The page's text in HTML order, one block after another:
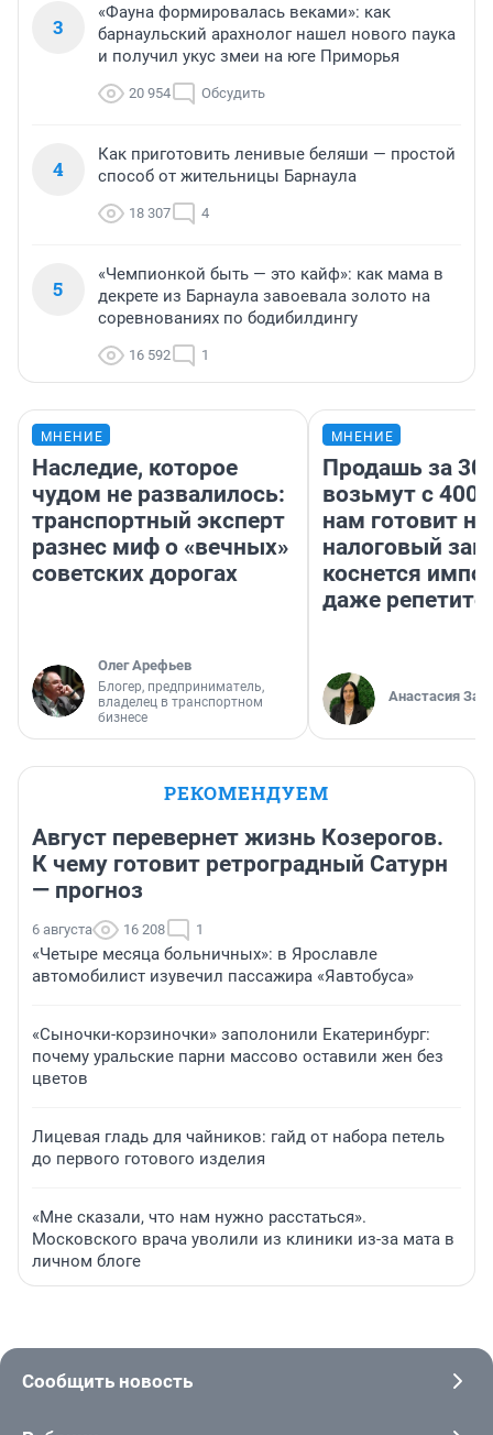
3
«Фауна формировалась веками»: как
барнаульский арахнолог нашел нового паука
и получил укус змеи на юге Приморья
20 954 Обсудить
4
Как приготовить ленивые беляши — простой
способ от жительницы Барнаула
18 307 4
5
«Чемпионкой быть — это кайф»: как мама в
декрете из Барнаула завоевала золото на
соревнованиях по бодибилдингу
16 592 1
МНЕНИЕ
Наследие, которое
чудом не развалилось:
транспортный эксперт
разнес миф о «вечных»
советских дорогах
Олег Арефьев
Блогер, предприниматель,
владелец в транспортном
бизнесе
МНЕНИЕ
Продашь за
возьмут с
нам готовит
налоговый
коснется
даже
Анастасия
РЕКОМЕНДУЕМ
Август перевернет жизнь Козерогов.
К чему готовит ретроградный Сатурн
— прогноз
6 августа 16 208 1
«Четыре месяца больничных»: в Ярославле
автомобилист изувечил пассажира «Яавтобуса»
«Сыночки-корзиночки» заполонили Екатеринбург:
почему уральские парни массово оставили жен без
цветов
Лицевая гладь для чайников: гайд от набора петель
до первого готового изделия
«Мне сказали, что нам нужно расстаться».
Московского врача уволили из клиники из-за мата в
личном блоге
Сообщить новость